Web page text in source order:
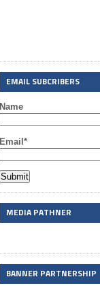
EMAIL SUBCRIBERS
Name
Email*
MEDIA PATHNER
BANNER PARTNERSHIP